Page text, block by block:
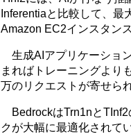
Inferentiaと比較して、
Amazon EC2インスタン
生成AIアプリケーショ
まればトレーニングより
万のリクエストが寄せら
BedrockはTrn1nとTInf2
クが大幅に最適化されて